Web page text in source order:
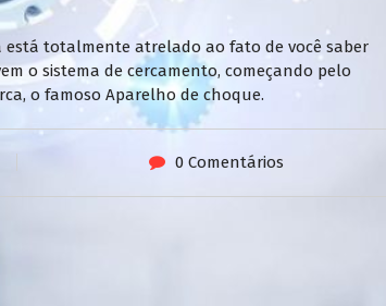
totalmente atrelado ao fato de você saber
o sistema de cercamento, começando pelo
o famoso Aparelho de choque.
0 Comentários